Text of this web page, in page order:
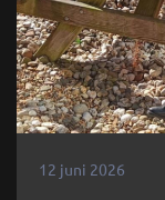
12 juni 2026